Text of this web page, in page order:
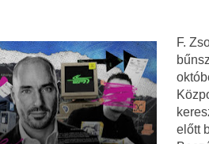
F.
előtt